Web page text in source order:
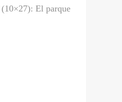
El parque